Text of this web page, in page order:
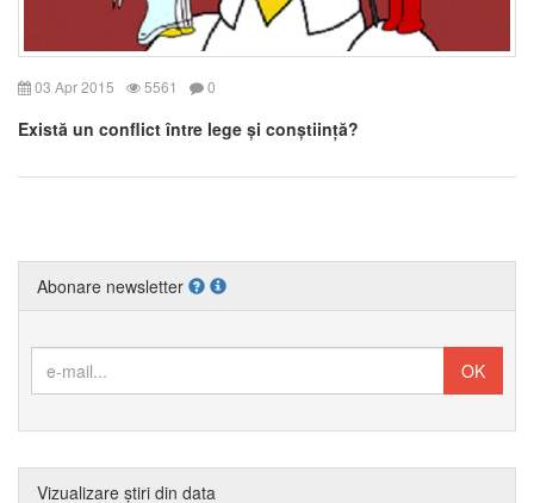
03 Apr 2015 5561 0
Există un conflict între lege și conștiință?
Abonare newsletter
Vizualizare știri din data